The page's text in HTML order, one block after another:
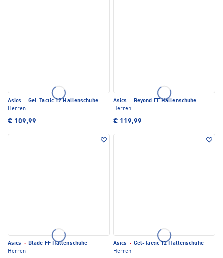
Asics · Gel-Tactic 12 Hallenschuhe
Herren
€ 109,99
Asics · Beyond FF Hallenschuhe
Herren
€ 119,99
Asics · Blade FF Hallenschuhe
Herren
Asics · Gel-Tactic 12 Hallenschuhe
Herren